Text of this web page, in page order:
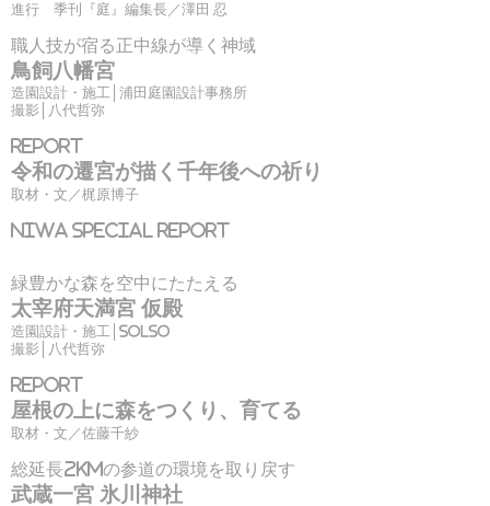
進行 季刊『庭』編集長／澤田 忍
職人技が宿る正中線が導く神域
鳥飼八幡宮
造園設計・施工│浦田庭園設計事務所
撮影│八代哲弥
Report
令和の遷宮が描く千年後への祈り
取材・文／梶原博子
NIWA SPECIAL REPORT
緑豊かな森を空中にたたえる
太宰府天満宮 仮殿
造園設計・施工│SOLSO
撮影│八代哲弥
Report
屋根の上に森をつくり、育てる
取材・文／佐藤千紗
総延長2kmの参道の環境を取り戻す
武蔵一宮 氷川神社